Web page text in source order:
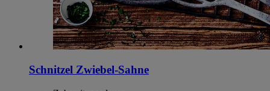
Schnitzel Zwiebel-Sahne